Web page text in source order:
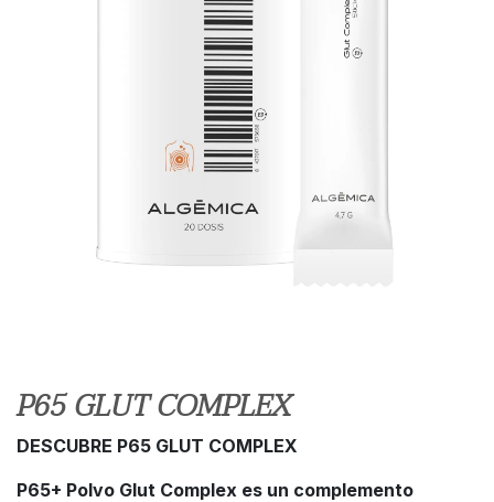
P65 GLUT COMPLEX
DESCUBRE P65 GLUT COMPLEX
P65+ Polvo Glut Complex es un complemento